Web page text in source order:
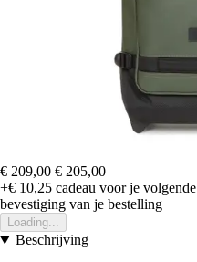
€ 209,00 € 205,00
+€ 10,25 cadeau voor je
bevestiging van je bestelling
Loading...
Beschrijving